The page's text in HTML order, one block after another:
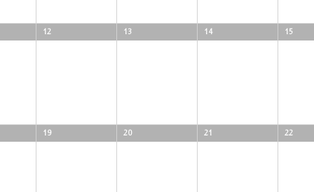
12 13 14 15
19 20 21 22